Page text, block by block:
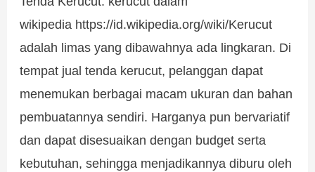
wikipedia https://id.wikipedia.org/wiki/Kerucut
adalah limas yang dibawahnya ada lingkaran. Di
tempat jual tenda kerucut, pelanggan dapat
menemukan berbagai macam ukuran dan bahan
pembuatannya sendiri. Harganya pun bervariatif
dan dapat disesuaikan dengan budget serta
kebutuhan, sehingga menjadikannya diburu oleh